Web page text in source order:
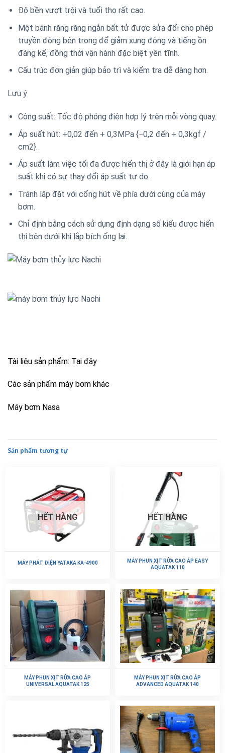
Độ bền vượt trội và tuổi thọ rất cao.
Một bánh răng răng ngắn bất tử được sửa đổi cho phép
truyền động bên trong để giảm xung động và tiếng ồn
đáng kể, đồng thời vận hành đặc biệt yên tĩnh.
Cấu trúc đơn giản giúp bảo trì và kiểm tra dễ dàng hơn.
Lưu ý
Công suất: Tốc độ phóng điện hợp lý trên mỗi vòng quay.
Áp suất hút: +0,02 đến + 0,3MPa {−0,2 đến + 0,3kgf /
cm2}.
Áp suất làm việc tối đa được hiển thị ở đây là giới hạn áp
suất khi có sự thay đổi áp suất tự do.
Tránh lắp đặt với cổng hút về phía dưới cùng của máy
bơm.
Chỉ định bằng cách sử dụng định dạng số kiểu được hiển
thị bên dưới khi lắp bích ống lại.
Tài liệu sản phẩm: Tại đây
Các sản phẩm máy bơm khác
Máy bơm Nasa
Sản phẩm tương tự
HẾT HÀNG
MÁY PHÁT ĐIỆN YATAKA KA-4900
HẾT HÀNG
MÁY PHUN XỊT RỬA CAO ÁP EASY
AQUATAK 110
MÁY PHUN XỊT RỬA CAO ÁP
UNIVERSAL AQUATAK 125
MÁY PHUN XỊT RỬA CAO ÁP
ADVANCED AQUATAK 140